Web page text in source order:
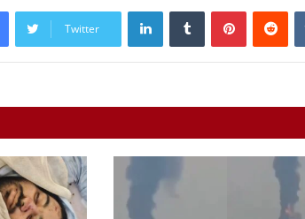
Twitter
LinkedInTumblr Pinterest